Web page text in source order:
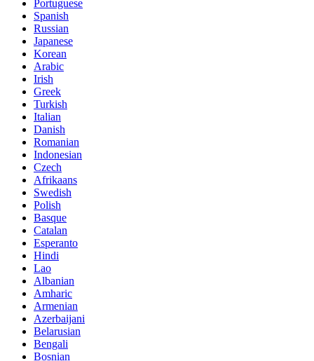
Portuguese
Spanish
Russian
Japanese
Korean
Arabic
Irish
Greek
Turkish
Italian
Danish
Romanian
Indonesian
Czech
Afrikaans
Swedish
Polish
Basque
Catalan
Esperanto
Hindi
Lao
Albanian
Amharic
Armenian
Azerbaijani
Belarusian
Bengali
Bosnian